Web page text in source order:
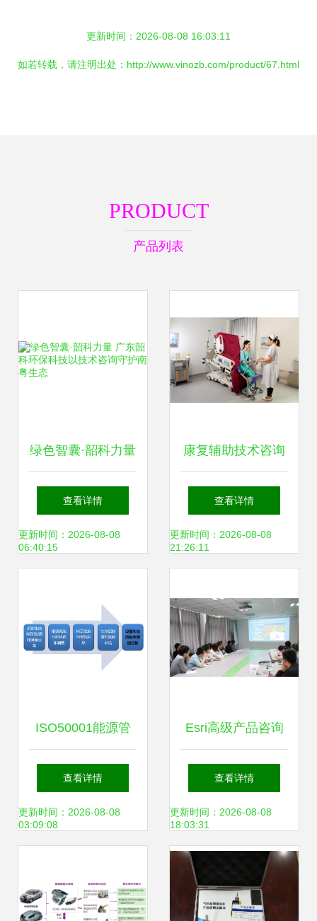
更新时间：2026-08-08 16:03:11
如若转载，请注明出处：http://www.vinozb.com/product/67.html
PRODUCT
产品列表
绿色智囊·韶科力量
广东韶科环保科技
以技术咨询守护南
查看详情
更新时间：2026-08-08
06:40:15
康复辅助技术咨询
师 为功能障碍者的
康复之路出谋划策
查看详情
更新时间：2026-08-08
21:26:11
ISO50001能源管
理体系认证 顾问咨
询与培训辅导全流
查看详情
更新时间：2026-08-08
03:09:08
Esri高级产品咨询
师刘树彬为云创大
数据带来数据可视
化技术分享
查看详情
更新时间：2026-08-08
18:03:31